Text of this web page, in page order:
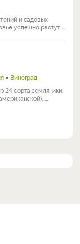
и садовых
успешно растут ...
Виноград
24 сорта земляники,
...